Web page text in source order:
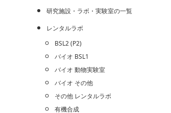
研究施設・ラボ・実験室の一覧
レンタルラボ
BSL2 (P2)
バイオ BSL1
バイオ 動物実験室
バイオ その他
その他 レンタルラボ
有機合成